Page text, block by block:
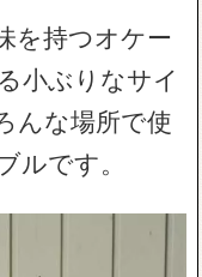
を持つオケー
小ぶりなサイ
んな場所で使
ルです。